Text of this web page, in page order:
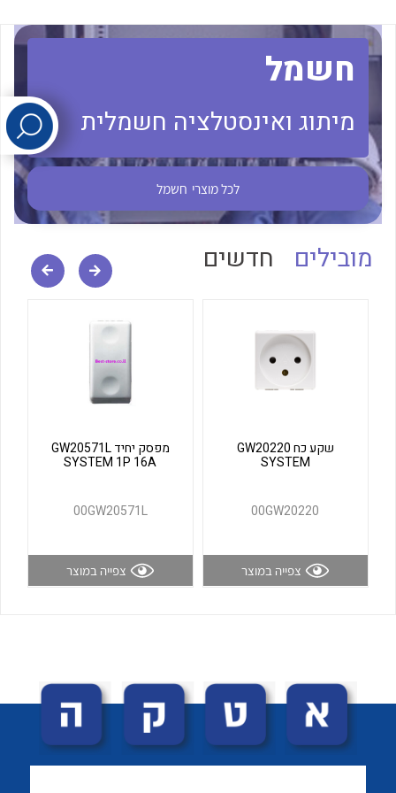
לכל מוצרי היצרן לכל מוצרי היצרן
חשמל
מיתוג ואינסטלציה חשמלית
לכל מוצרי חשמל
מובילים חדשים
שקע כח GW20220
SYSTEM
00GW20220
צפייה במוצר
מפסק יחיד GW20571L
SYSTEM 1P 16A
00GW20571L
צפייה במוצר